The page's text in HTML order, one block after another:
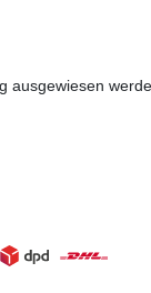
ausgewiesen